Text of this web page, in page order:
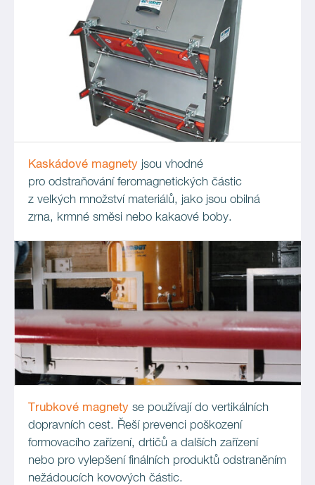
Kaskádové magnety jsou vhodné
pro odstraňování feromagnetických částic
z velkých množství materiálů, jako jsou obilná
zrna, krmné směsi nebo kakaové boby.
Trubkové magnety se používají do vertikálních
dopravních cest. Řeší prevenci poškození
formovacího zařízení, drtičů a dalších zařízení
nebo pro vylepšení finálních produktů odstraněním
nežádoucích kovových částic.